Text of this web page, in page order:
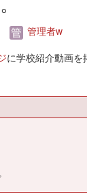
管理者w
に学校紹介動画を